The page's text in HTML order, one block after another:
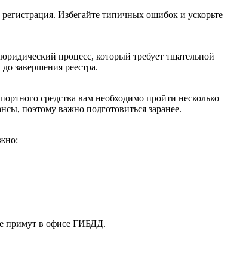
Избегайте типичных ошибок и ускорьте
процесс, который требует тщательной
завершения реестра.
средства вам необходимо пройти несколько
поэтому важно подготовиться заранее.
примут в офисе ГИБДД.